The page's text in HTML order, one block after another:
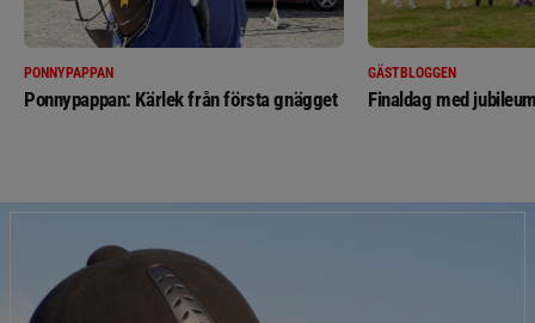
PONNYPAPPAN
Ponnypappan: Kärlek från första gnägget
GÄSTBLOGGEN
Finaldag med